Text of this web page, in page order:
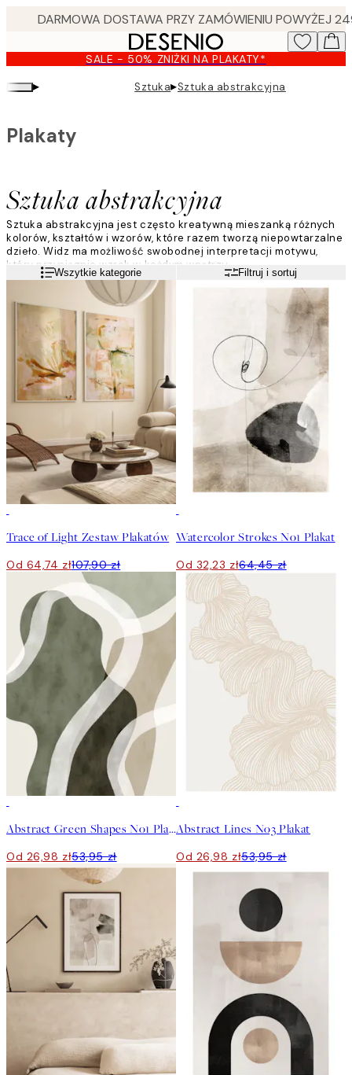
content.
SALE - 50% ZNIŻKI NA PLAKATY*
▸ Sztuka▸Sztuka abstrakcyjna
Sztuka abstrakcyjna
Plakaty
Sztuka abstrakcyjna jest często kreatywną mieszanką różnych
kolorów, kształtów i wzorów, które razem tworzą niepowtarzalne
dzieło. Widz ma możliwość swobodnej interpretacji motywu,
który przyciągnie wzrok w każdym wnętrzu.
Czytaj więcejWszytkie kategorie Filtruj i sortuj
Trace of Light Zestaw Plakatów
Od 64,74 zł107,90 zł
Watercolor Strokes No1 Plakat
Od 32,23 zł64,45 zł
Abstract Green Shapes No1 Plakat
Od 26,98 zł53,95 zł
Abstract Lines No3 Plakat
Od 26,98 zł53,95 zł